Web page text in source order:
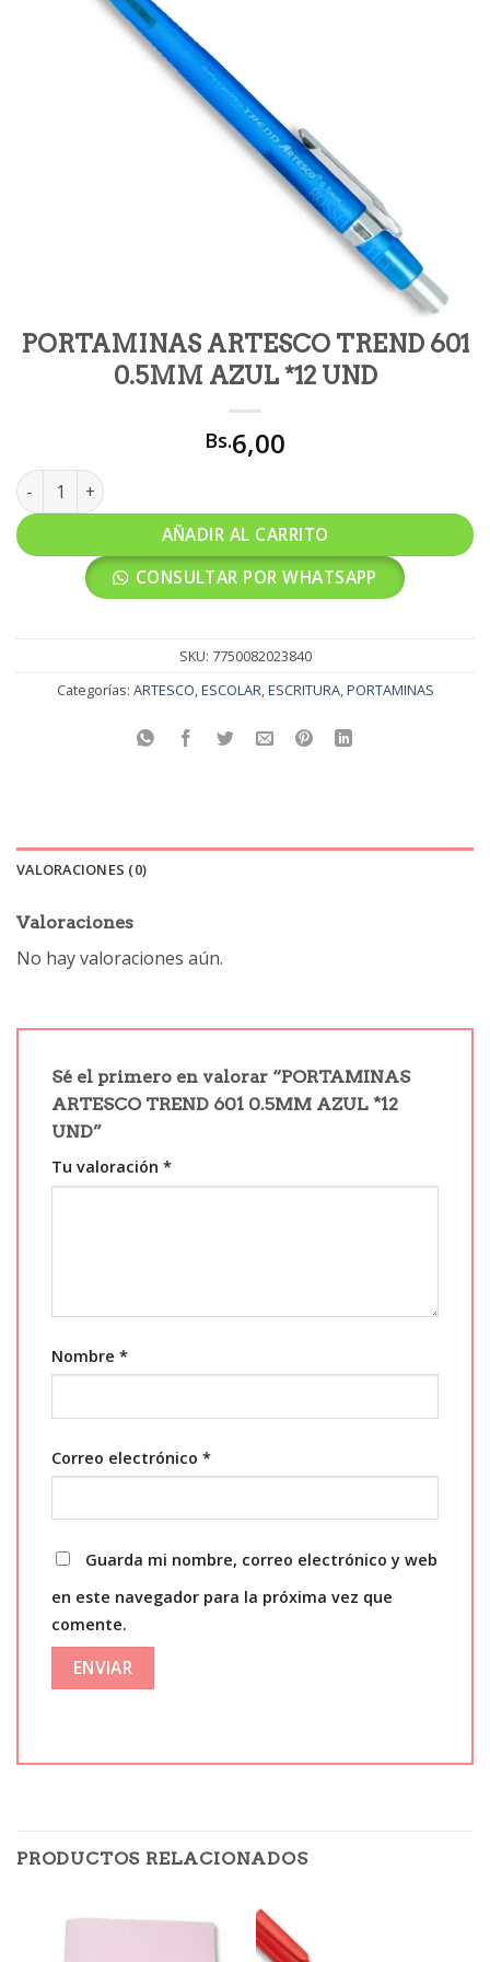
PORTAMINAS ARTESCO TREND 601
0.5MM AZUL *12 UND
Bs.6,00
PORTAMINAS ARTESCO TREND 601 0.5MM AZUL *12 UND
AÑADIR AL CARRITO
CONSULTAR POR WHATSAPP
SKU: 7750082023840
Categorías: ARTESCO,ESCOLAR,ESCRITURA,PORTAMINAS
VALORACIONES (0)
Valoraciones
No hay valoraciones aún.
Sé el primero en valorar “PORTAMINAS
ARTESCO TREND 601 0.5MM AZUL *12
UND”
Tu valoración *
Nombre *
Correo electrónico *
Guarda mi nombre, correo electrónico y web
en este navegador para la próxima vez que
comente.
PRODUCTOS RELACIONADOS